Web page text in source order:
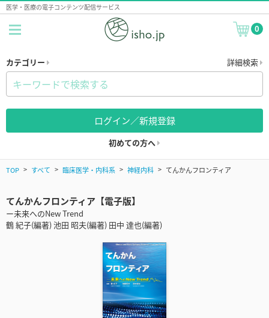
医学・医療の電子コンテンツ配信サービス
0
カテゴリー 詳細検索
ログイン／新規登録
初めての方へ
TOP すべて 臨床医学・内科系 神経内科 てんかんフロンティア
てんかんフロンティア【電子版】
ー未来へのNew Trend
鶴 紀子(編著) 池田 昭夫(編著) 田中 達也(編著)